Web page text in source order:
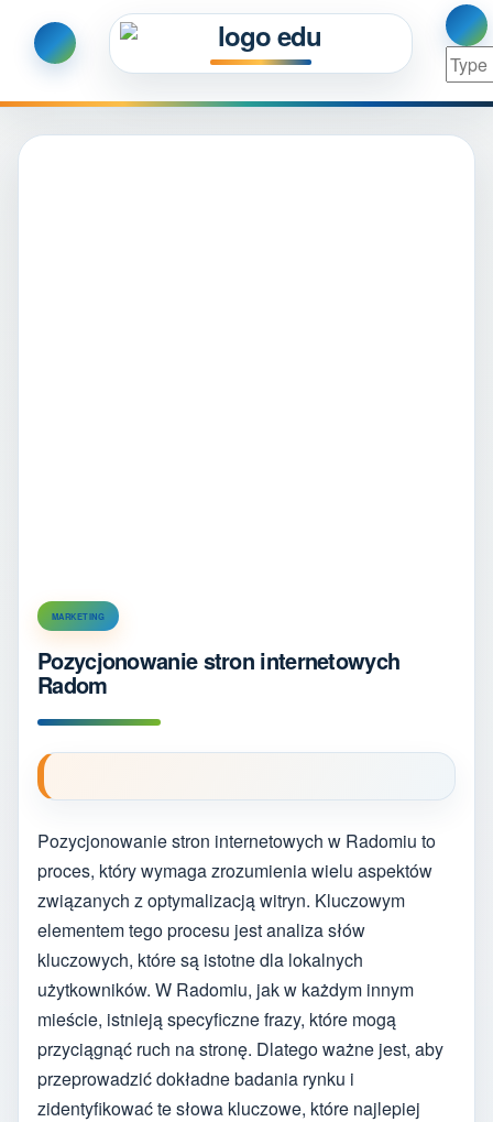
MARKETING
Pozycjonowanie stron internetowych
Radom
Pozycjonowanie stron internetowych w Radomiu to
proces, który wymaga zrozumienia wielu aspektów
związanych z optymalizacją witryn. Kluczowym
elementem tego procesu jest analiza słów
kluczowych, które są istotne dla lokalnych
użytkowników. W Radomiu, jak w każdym innym
mieście, istnieją specyficzne frazy, które mogą
przyciągnąć ruch na stronę. Dlatego ważne jest, aby
przeprowadzić dokładne badania rynku i
zidentyfikować te słowa kluczowe, które najlepiej